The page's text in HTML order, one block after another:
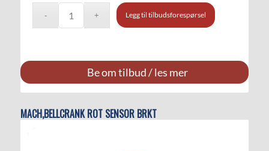
Legg til tilbudsforespørsel
Be om tilbud / les mer
MACH,BELLCRANK ROT SENSOR BRKT